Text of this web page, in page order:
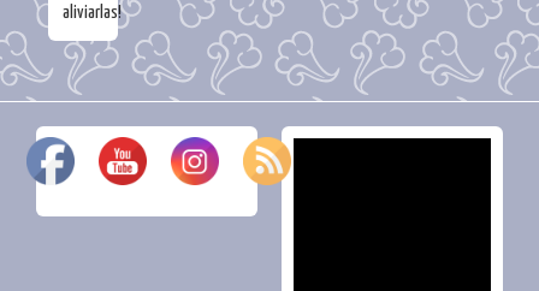
aliviarlas!